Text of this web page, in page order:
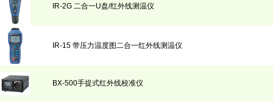
IR-2G 二合一U盘/红外线测温仪
IR-15 带压力温度图二合一红外线测温仪
BX-500手提式红外线校准仪